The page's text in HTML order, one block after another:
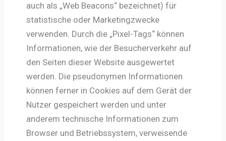
auch als „Web Beacons“ bezeichnet) für
statistische oder Marketingzwecke
verwenden. Durch die „Pixel-Tags“ können
Informationen, wie der Besucherverkehr auf
den Seiten dieser Website ausgewertet
werden. Die pseudonymen Informationen
können ferner in Cookies auf dem Gerät der
Nutzer gespeichert werden und unter
anderem technische Informationen zum
Browser und Betriebssystem, verweisende